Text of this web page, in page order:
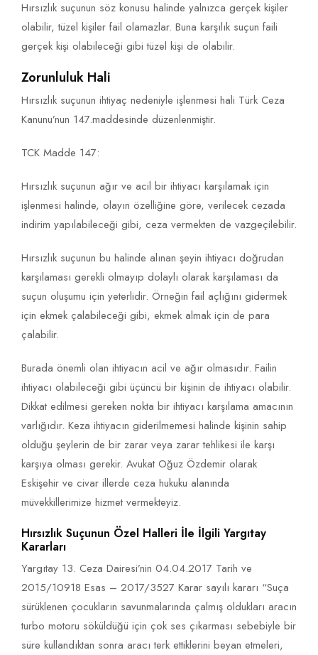
Hırsızlık suçunun söz konusu halinde yalnızca gerçek kişiler
olabilir, tüzel kişiler fail olamazlar. Buna karşılık suçun faili
gerçek kişi olabileceği gibi tüzel kişi de olabilir.
Zorunluluk Hali
Hırsızlık suçunun ihtiyaç nedeniyle işlenmesi hali Türk Ceza
Kanunu’nun 147.maddesinde düzenlenmiştir.
TCK Madde 147:
Hırsızlık suçunun ağır ve acil bir ihtiyacı karşılamak için
işlenmesi halinde, olayın özelliğine göre, verilecek cezada
indirim yapılabileceği gibi, ceza vermekten de vazgeçilebilir.
Hırsızlık suçunun bu halinde alınan şeyin ihtiyacı doğrudan
karşılaması gerekli olmayıp dolaylı olarak karşılaması da
suçun oluşumu için yeterlidir. Örneğin fail açlığını gidermek
için ekmek çalabileceği gibi, ekmek almak için de para
çalabilir.
Burada önemli olan ihtiyacın acil ve ağır olmasıdır. Failin
ihtiyacı olabileceği gibi üçüncü bir kişinin de ihtiyacı olabilir.
Dikkat edilmesi gereken nokta bir ihtiyacı karşılama amacının
varlığıdır. Keza ihtiyacın giderilmemesi halinde kişinin sahip
olduğu şeylerin de bir zarar veya zarar tehlikesi ile karşı
karşıya olması gerekir. Avukat Oğuz Özdemir olarak
Eskişehir ve civar illerde ceza hukuku alanında
müvekkillerimize hizmet vermekteyiz.
Hırsızlık Suçunun Özel Halleri İle İlgili Yargıtay
Kararları
Yargıtay 13. Ceza Dairesi’nin 04.04.2017 Tarih ve
2015/10918 Esas – 2017/3527 Karar sayılı kararı “Suça
sürüklenen çocukların savunmalarında çalmış oldukları aracın
turbo motoru söküldüğü için çok ses çıkarması sebebiyle bir
süre kullandıktan sonra aracı terk ettiklerini beyan etmeleri,